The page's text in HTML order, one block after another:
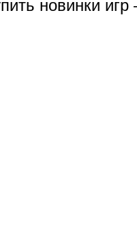
новинки